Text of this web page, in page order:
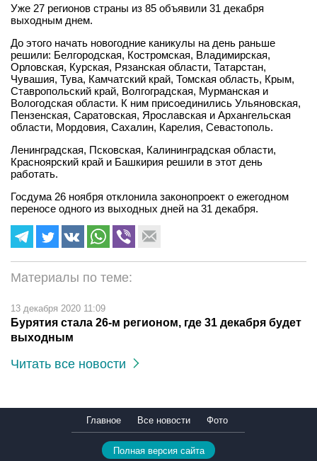
Уже 27 регионов страны из 85 объявили 31 декабря
выходным днем.
До этого начать новогодние каникулы на день раньше
решили: Белгородская, Костромская, Владимирская,
Орловская, Курская, Рязанская области, Татарстан,
Чувашия, Тува, Камчатский край, Томская область, Крым,
Ставропольский край, Волгоградская, Мурманская и
Вологодская области. К ним присоединились Ульяновская,
Пензенская, Саратовская, Ярославская и Архангельская
области, Мордовия, Сахалин, Карелия, Севастополь.
Ленинградская, Псковская, Калининградская области,
Красноярский край и Башкирия решили в этот день
работать.
Госдума 26 ноября отклонила законопроект о ежегодном
переносе одного из выходных дней на 31 декабря.
Материалы по теме:
13 декабря 2020 11:09
Бурятия стала 26-м регионом, где 31 декабря будет
выходным
Читать все новости
Главное Все новости Фото
Полная версия сайта